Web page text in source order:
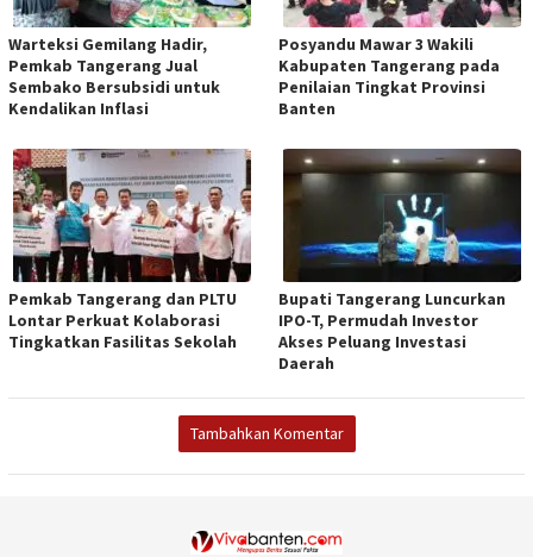
Warteksi Gemilang Hadir,
Pemkab Tangerang Jual
Sembako Bersubsidi untuk
Kendalikan Inflasi
Posyandu Mawar 3 Wakili
Kabupaten Tangerang pada
Penilaian Tingkat Provinsi
Banten
Pemkab Tangerang dan PLTU
Lontar Perkuat Kolaborasi
Tingkatkan Fasilitas Sekolah
Bupati Tangerang Luncurkan
IPO-T, Permudah Investor
Akses Peluang Investasi
Daerah
Tambahkan Komentar